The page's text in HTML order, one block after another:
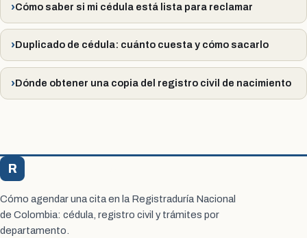
Cómo saber si mi cédula está lista para reclamar
Duplicado de cédula: cuánto cuesta y cómo sacarlo
Dónde obtener una copia del registro civil de nacimiento
R
Cómo agendar una cita en la Registraduría Nacional
de Colombia: cédula, registro civil y trámites por
departamento.